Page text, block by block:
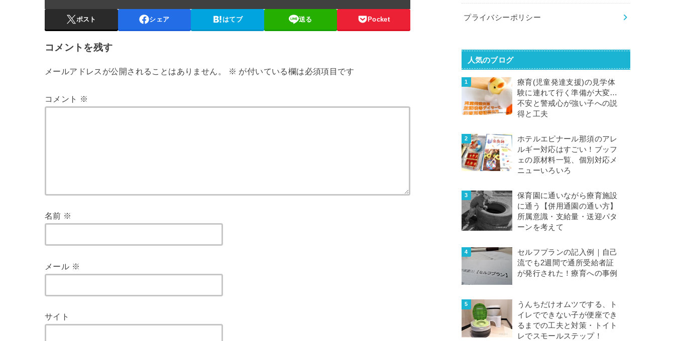
ポスト シェア はてブ 送る Pocket
コメントを残す
メールアドレスが公開されることはありません。 ※ が付いている欄は必須項目です
コメント ※
名前 ※
メール ※
サイト
プライバシーポリシー
人気のブログ
療育(児童発達支援)の見学体
験に連れて行く準備が大変…
不安と警戒心が強い子への説
得と工夫
ホテルエピナール那須のアレ
ルギー対応はすごい！ブッフ
ェの原材料一覧、個別対応メ
ニューいろいろ
保育園に通いながら療育施設
に通う【併用通園の通い方】
所属意識・支給量・送迎パタ
ーンを考えて
セルフプランの記入例｜自己
流でも2週間で通所受給者証
が発行された！療育への事例
うんちだけオムツでする、ト
イレでできない子が便座でき
るまでの工夫と対策・トイト
レでスモールステップ！